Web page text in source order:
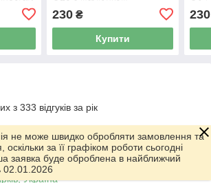
230₴
Купити
230
з 333 відгуків за рік
10.00-17.00. Суббота - Воскресенье
Україна
не може швидко обробляти замовлення та
оскільки за її графіком роботи сьогодні
заявка буде оброблена в найближчий
02.01.2026